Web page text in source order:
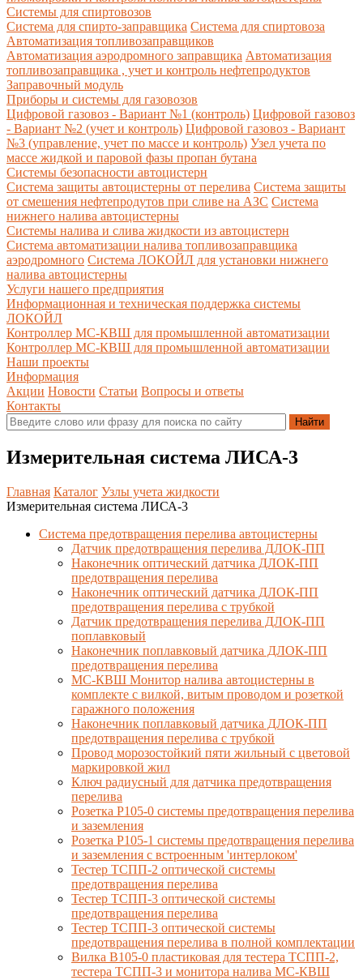
Системы для спиртовозов
Система для спирто-заправщика Система для спиртовоза
Автоматизация топливозаправщиков
Автоматизация аэродромного заправщика Автоматизация
топливозаправщика , учет и контроль нефтепродуктов
Заправочный модуль
Приборы и системы для газовозов
Цифровой газовоз - Вариант №1 (контроль) Цифровой газовоз
- Вариант №2 (учет и контроль) Цифровой газовоз - Вариант
№3 (управление, учет по массе и контроль) Узел учета по
массе жидкой и паровой фазы пропан бутана
Системы безопасности автоцистерн
Система защиты автоцистерны от перелива Система защиты
от смешения нефтепродутов при сливе на АЗС Система
нижнего налива автоцистерны
Системы налива и слива жидкости из автоцистерн
Система автоматизации налива топливозаправщика
аэродромного Система ЛОКОЙЛ для установки нижнего
налива автоцистерны
Услуги нашего предприятия
Информационная и техническая поддержка системы
ЛОКОЙЛ
Контроллер МС-КВШ для промышленной автоматизации
Контроллер МС-КВШ для промышленной автоматизации
Наши проекты
Информация
Акции Новости Статьи Вопросы и ответы
Контакты
Измерительная система ЛИСА-3
Главная Каталог Узлы учета жидкости
Измерительная система ЛИСА-3
Система предотвращения перелива автоцистерны
Датчик предотвращения перелива ДЛОК-ПП
Наконечник оптический датчика ДЛОК-ПП
предотвращения перелива
Наконечник оптический датчика ДЛОК-ПП
предотвращения перелива с трубкой
Датчик предотвращения перелива ДЛОК-ПП
поплавковый
Наконечник поплавковый датчика ДЛОК-ПП
предотвращения перелива
МС-КВШ Монитор налива автоцистерны в
комплекте с вилкой, витым проводом и розеткой
гаражного положения
Наконечник поплавковый датчика ДЛОК-ПП
предотвращения перелива с трубкой
Провод морозостойкий пяти жильный с цветовой
маркировкой жил
Ключ радиусный для датчика предотвращения
перелива
Розетка Р105-0 системы предотвращения перелива
и заземления
Розетка Р105-1 системы предотвращения перелива
и заземления с встроенным 'интерлоком'
Тестер ТСПП-2 оптической системы
предотвращения перелива
Тестер ТСПП-3 оптической системы
предотвращения перелива
Тестер ТСПП-3 оптической системы
предотвращения перелива в полной комплектации
Вилка В105-0 пластиковая для тестера ТСПП-2,
тестера ТСПП-3 и монитора налива МС-КВШ